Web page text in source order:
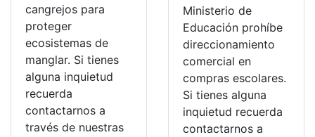
cangrejos para
proteger
ecosistemas de
manglar. Si tienes
alguna inquietud
recuerda
contactarnos a
través de nuestras
Ministerio de
Educación prohíbe
direccionamiento
comercial en
compras escolares.
Si tienes alguna
inquietud recuerda
contactarnos a